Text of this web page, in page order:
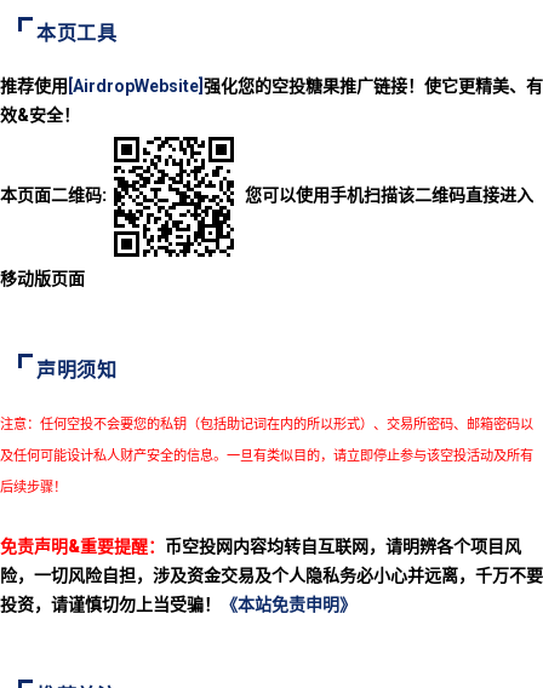
本页工具
推荐使用 [AirdropWebsite] 强化您的空投糖果推广链接！使它更精美、有
效&安全！
本页面二维码: 您可以使用手机扫描该二维码直接进入
移动版页面
声明须知
注意：任何空投不会要您的私钥（包括助记词在内的所以形式）、交易所密码、邮箱密码以
及任何可能设计私人财产安全的信息。一旦有类似目的，请立即停止参与该空投活动及所有
后续步骤！
免责声明&重要提醒： 币空投网内容均转自互联网，请明辨各个项目风
险，一切风险自担，涉及资金交易及个人隐私务必小心并远离，千万不要
投资，请谨慎切勿上当受骗！
《本站免责申明》